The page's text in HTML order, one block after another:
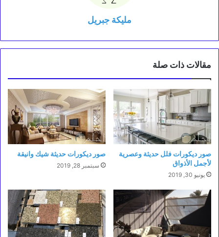
مليكة جبريل
مقالات ذات صلة
صور ديكورات فلل حديثة وعصرية
لأجمل الأذواق
يونيو 30, 2019
صور ديكورات حديثة شيك وانيقة
سبتمبر 28, 2019